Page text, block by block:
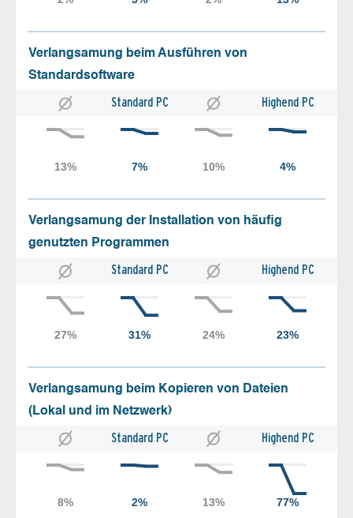
Verlangsamung beim Ausführen von
Standardsoftware
Standard PC Highend PC
Verlangsamung der Installation von häufig
genutzten Programmen
Standard PC Highend PC
Verlangsamung beim Kopieren von Dateien
(Lokal und im Netzwerk)
Standard PC Highend PC